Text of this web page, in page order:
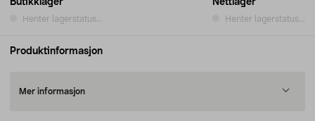
Butikklager
Henter lagerstatus...
Nettlager
Henter lagerstatus...
Produktinformasjon
Mer informasjon